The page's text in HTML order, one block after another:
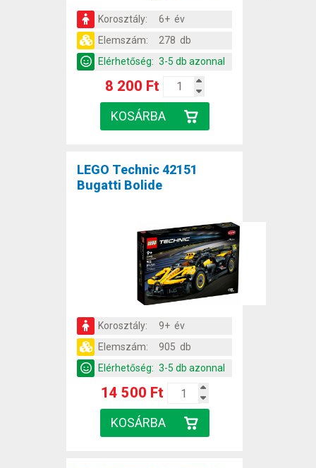
Korosztály:
6+ év
Elemszám:
278 db
Elérhetőség: 3-5 db azonnal
8 200 Ft
LEGO Technic 42151
Bugatti Bolide
Korosztály:
9+ év
Elemszám:
905 db
Elérhetőség: 3-5 db azonnal
14 500 Ft